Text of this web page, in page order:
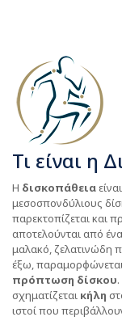
Τι είναι η
Η δισκοπάθεια
μεσοσπονδύλιους
παρεκτοπίζεται και
αποτελούνται από
μαλακό, ζελατινώδη
έξω,
πρόπτωση δίσκου
σχηματίζεται κήλη
ιστοί που